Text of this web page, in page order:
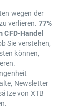
wegen der
verlieren. 77%
CFD-Handel
Sie verstehen,
können,
Newsletter
von XTB